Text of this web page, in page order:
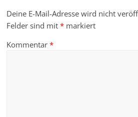
Deine E-Mail-Adresse wird nicht
Felder sind mit* markiert
Kommentar*